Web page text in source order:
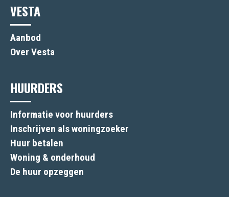
VESTA
Aanbod
Over Vesta
HUURDERS
Informatie voor huurders
Inschrijven als woningzoeker
Huur betalen
Woning & onderhoud
De huur opzeggen